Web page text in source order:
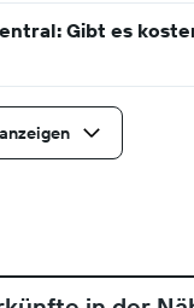
Gibt es